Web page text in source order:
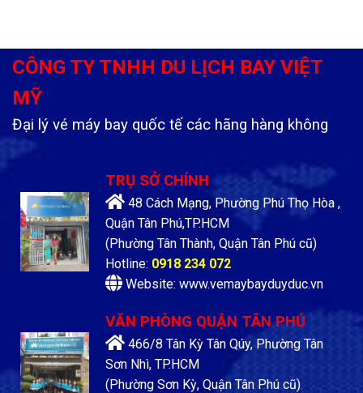
CÔNG TY TNHH DU LỊCH BAY VIỆT
MỸ
Đại lý vé máy bay quốc tế các hãng hàng không
TRỤ SỞ CHÍNH
48 Cách Mạng, Phường Phú Thọ Hòa ,
Quận Tân Phú,TP.HCM
(Phường Tân Thành, Quận Tân Phú cũ)
Hotline: 0918 234 072
Website: www.vemaybayduyduc.vn
VĂN PHÒNG QUẬN TÂN PHÚ
466/8 Tân Kỳ Tân Qúy, Phường Tân
Sơn Nhì, TP.HCM
(Phường Sơn Kỳ, Quận Tân Phú cũ)